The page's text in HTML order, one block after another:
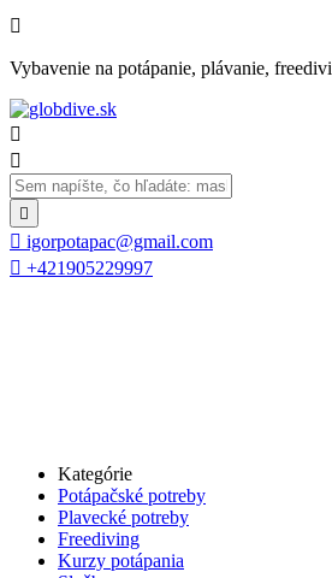

Vybavenie na potápanie, plávanie,



 igorpotapac@gmail.com
 +421905229997
Kategórie
Potápačské potreby
Plavecké potreby
Freediving
Kurzy potápania